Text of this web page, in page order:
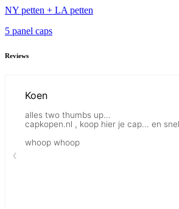
NY petten + LA petten
5 panel caps
Reviews